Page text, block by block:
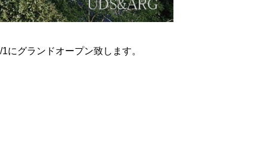
グランドオープン致します。